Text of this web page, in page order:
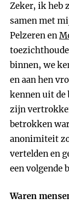
Zeker, ik heb
samen met
Pelzeren en
binnen, we
en aan hen
kennen uit
zijn
betrokken
anonimiteit
vertelden en
een volgende
Waren